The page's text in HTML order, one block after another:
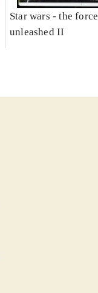
Star wars - the force
unleashed II